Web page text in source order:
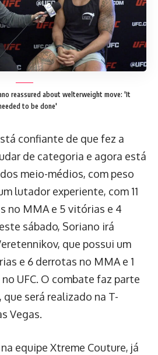
reassured about welterweight move: 'It
to be done'
confiante de que fez a
de categoria e agora está
meio-médios, com peso
lutador experiente, com 11
no MMA e 5 vitórias e 4
sábado, Soriano irá
que possui um
e 6 derrotas no MMA e 1
UFC. O combate faz parte
que será realizado na T-
Vegas.
equipe Xtreme Couture, já